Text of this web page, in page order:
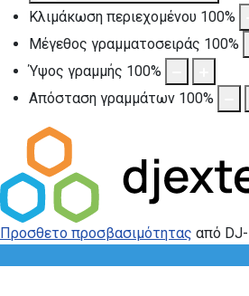
Κλιμάκωση περιεχομένου 100%
Μέγεθος γραμματοσειράς 100%
Ύψος γραμμής 100%
Απόσταση γραμμάτων 100%
Προσθετο προσβασιμότητας από